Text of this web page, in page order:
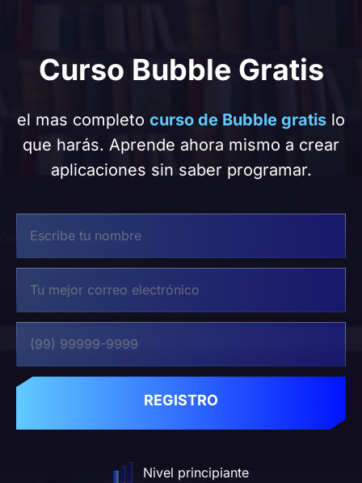
Curso Bubble Gratis
el mas completo curso de Bubble gratis lo
que harás. Aprende ahora mismo a crear
aplicaciones sin saber programar.
Nivel principiante
REGISTRO